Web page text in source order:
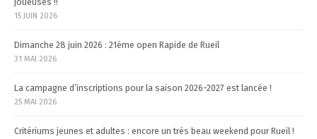
15 JUIN 2026
Dimanche 28 juin 2026 : 21ème open Rapide de Rueil
31 MAI 2026
La campagne d’inscriptions pour la saison 2026-2027 est lancée !
25 MAI 2026
Critériums jeunes et adultes : encore un très beau weekend pour Rueil !